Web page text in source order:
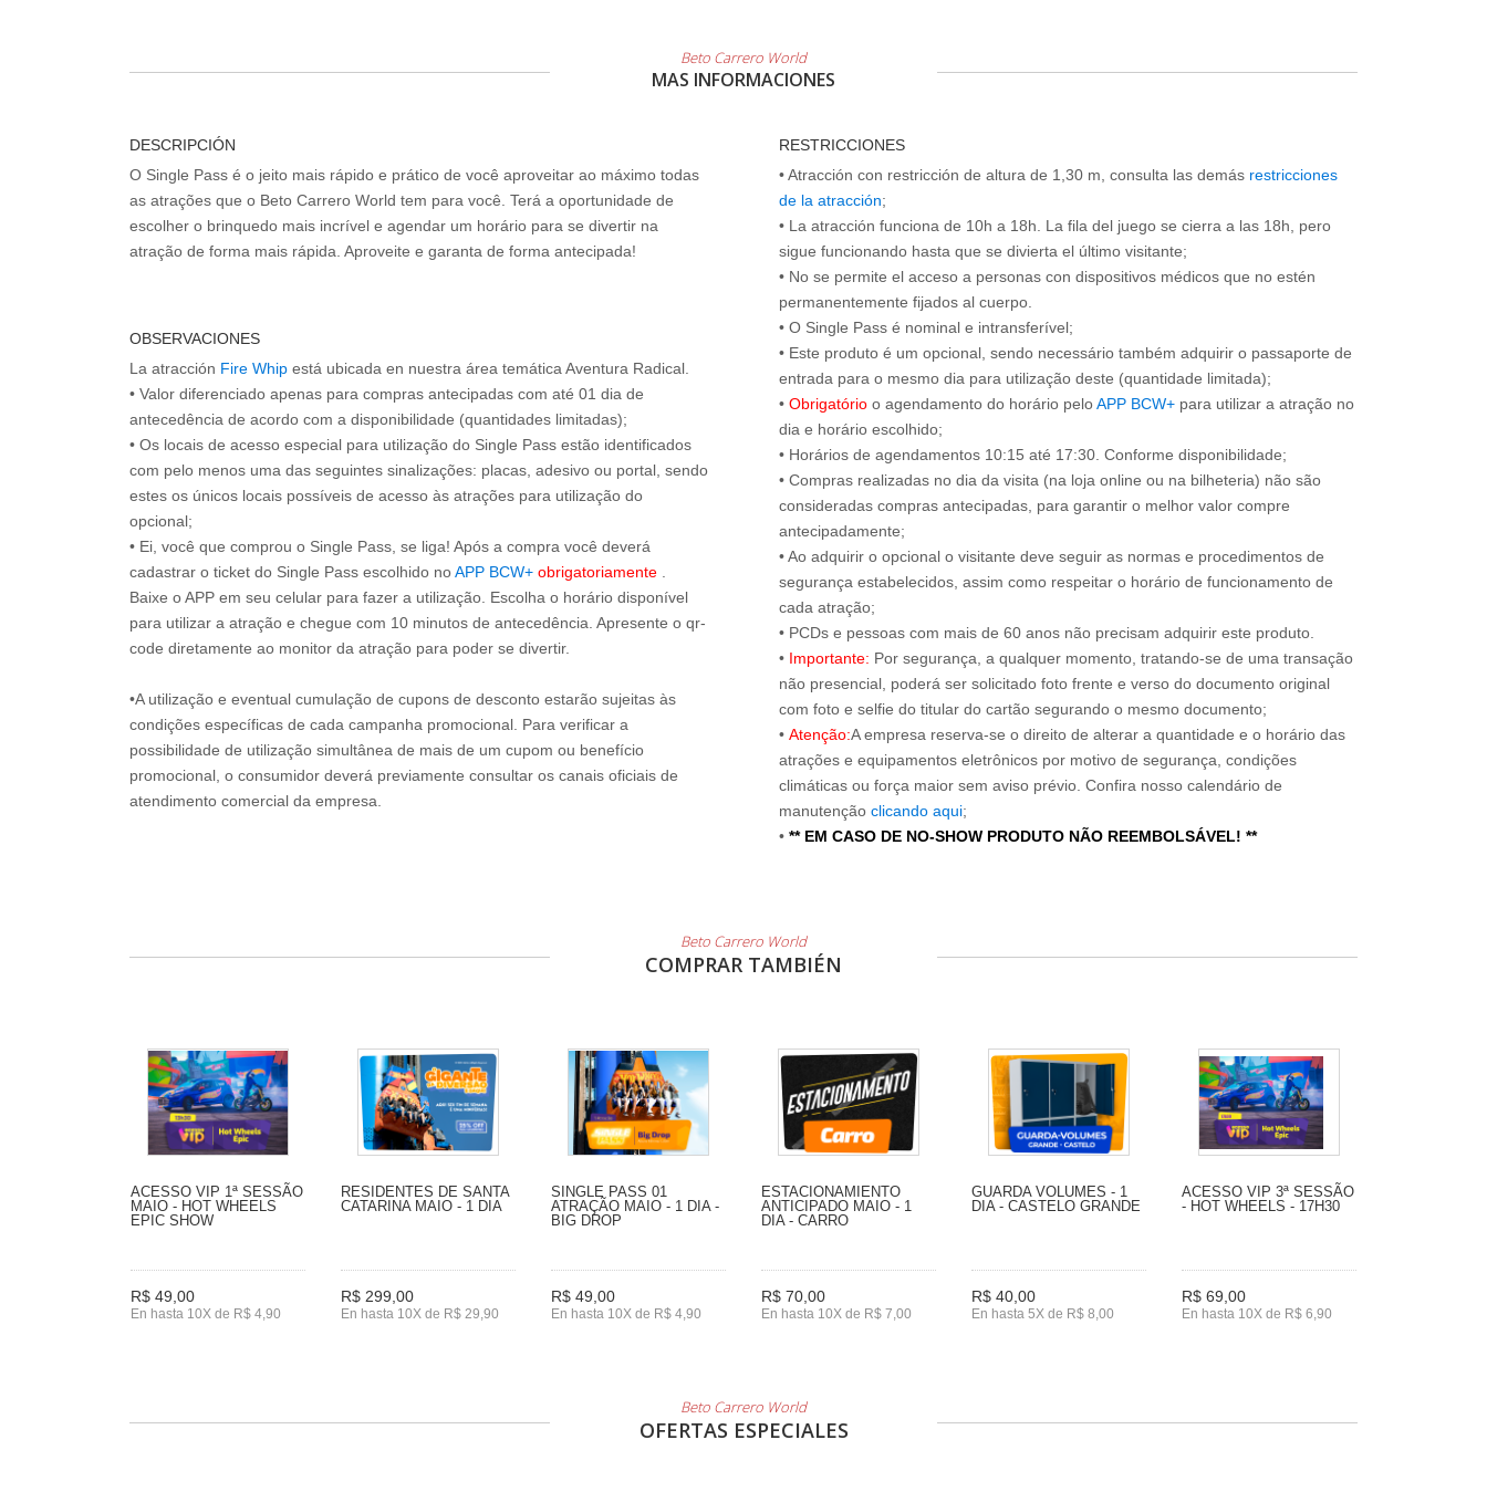
Beto Carrero World
MAS INFORMACIONES
DESCRIPCIÓN
O Single Pass é o jeito mais rápido e prático de você aproveitar ao máximo todas
as atrações que o Beto Carrero World tem para você. Terá a oportunidade de
escolher o brinquedo mais incrível e agendar um horário para se divertir na
atração de forma mais rápida. Aproveite e garanta de forma antecipada!
OBSERVACIONES
La atracción Fire Whip está ubicada en nuestra área temática Aventura Radical.
• Valor diferenciado apenas para compras antecipadas com até 01 dia de
antecedência de acordo com a disponibilidade (quantidades limitadas);
• Os locais de acesso especial para utilização do Single Pass estão identificados
com pelo menos uma das seguintes sinalizações: placas, adesivo ou portal, sendo
estes os únicos locais possíveis de acesso às atrações para utilização do
opcional;
• Ei, você que comprou o Single Pass, se liga! Após a compra você deverá
cadastrar o ticket do Single Pass escolhido noAPP BCW+ obrigatoriamente
Baixe o APP em seu celular para fazer a utilização. Escolha o horário disponível
para utilizar a atração e chegue com 10 minutos de antecedência. Apresente o qr-
code diretamente ao monitor da atração para poder se divertir.
•A utilização e eventual cumulação de cupons de desconto estarão sujeitas às
condições específicas de cada campanha promocional. Para verificar a
possibilidade de utilização simultânea de mais de um cupom ou benefício
promocional, o consumidor deverá previamente consultar os canais oficiais de
atendimento comercial da empresa.
RESTRICCIONES
• Atracción con restricción de altura de 1,30 m, consulta las demás restricciones
de la atracción;
• La atracción funciona de 10h a 18h. La fila del juego se cierra a las 18h, pero
sigue funcionando hasta que se divierta el último visitante;
• No se permite el acceso a personas con dispositivos médicos que no estén
permanentemente fijados al cuerpo.
• O Single Pass é nominal e intransferível;
• Este produto é um opcional, sendo necessário também adquirir o passaporte de
entrada para o mesmo dia para utilização deste (quantidade limitada);
• Obrigatório o agendamento do horário peloAPP BCW+ para utilizar a atração no
dia e horário escolhido;
• Horários de agendamentos 10:15 até 17:30. Conforme disponibilidade;
• Compras realizadas no dia da visita (na loja online ou na bilheteria) não são
consideradas compras antecipadas, para garantir o melhor valor compre
antecipadamente;
• Ao adquirir o opcional o visitante deve seguir as normas e procedimentos de
segurança estabelecidos, assim como respeitar o horário de funcionamento de
cada atração;
• PCDs e pessoas com mais de 60 anos não precisam adquirir este produto.
• Importante: Por segurança, a qualquer momento, tratando-se de uma transação
não presencial, poderá ser solicitado foto frente e verso do documento original
com foto e selfie do titular do cartão segurando o mesmo documento;
• Atenção:A empresa reserva-se o direito de alterar a quantidade e o horário das
atrações e equipamentos eletrônicos por motivo de segurança, condições
climáticas ou força maior sem aviso prévio. Confira nosso calendário de
manutenção clicando aqui;
• ** EM CASO DE NO-SHOW PRODUTO NÃO REEMBOLSÁVEL! **
Beto Carrero World
COMPRAR TAMBIÉN
ACESSO VIP 1ª SESSÃO
MAIO - HOT WHEELS
EPIC SHOW
R$ 49,00
En hasta 10X de R$ 4,90
RESIDENTES DE SANTA
CATARINA MAIO - 1 DIA
R$ 299,00
En hasta 10X de R$ 29,90
SINGLE PASS 01
ATRAÇÃO MAIO - 1 DIA -
BIG DROP
R$ 49,00
En hasta 10X de R$ 4,90
ESTACIONAMIENTO
ANTICIPADO MAIO - 1
DIA - CARRO
R$ 70,00
En hasta 10X de R$ 7,00
GUARDA VOLUMES - 1
DIA - CASTELO GRANDE
R$ 40,00
En hasta 5X de R$ 8,00
ACESSO VIP 3ª SESSÃO
- HOT WHEELS - 17H30
R$ 69,00
En hasta 10X de R$ 6,90
Beto Carrero World
OFERTAS ESPECIALES